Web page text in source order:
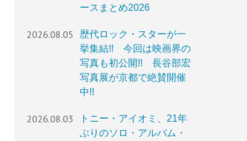
ースまとめ2026
2026.08.05
歴代ロック・スターが一
挙集結!! 今回は映画界の
写真も初公開!! 長谷部宏
写真展が京都で絶賛開催
中!!
2026.08.03
トニー・アイオミ、21年
ぶりのソロ・アルバム・